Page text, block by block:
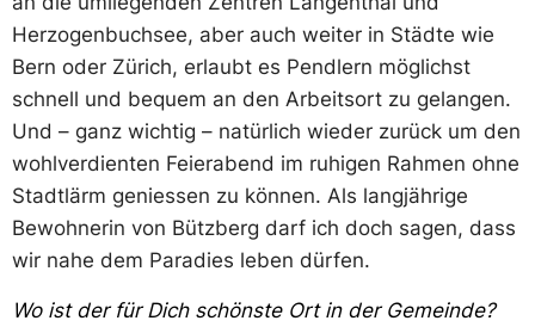
Herzogenbuchsee, aber auch weiter in Städte wie
Bern oder Zürich, erlaubt es Pendlern möglichst
schnell und bequem an den Arbeitsort zu gelangen.
Und – ganz wichtig – natürlich wieder zurück um den
wohlverdienten Feierabend im ruhigen Rahmen ohne
Stadtlärm geniessen zu können. Als langjährige
Bewohnerin von Bützberg darf ich doch sagen, dass
wir nahe dem Paradies leben dürfen.
Wo ist der für Dich schönste Ort in der Gemeinde?